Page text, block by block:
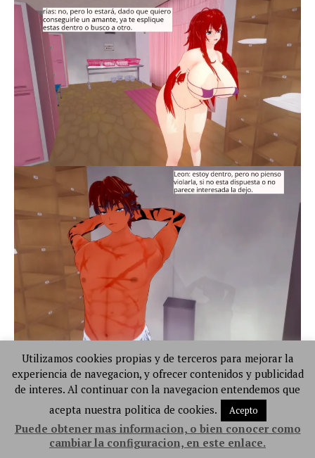
Utilizamos cookies propias y de terceros para mejorar la
experiencia de navegacion, y ofrecer contenidos y publicidad
de interes. Al continuar con la navegacion entendemos que
acepta nuestra politica de cookies.
Acepto
Puede obtener mas informacion, o bien conocer como
cambiar la configuracion, en este enlace.